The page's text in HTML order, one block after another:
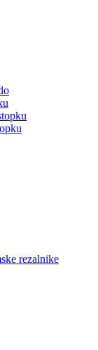
rezalnike